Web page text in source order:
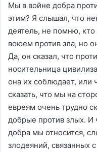
Мы в войне добра
этим? Я слышал, что
деятель, не помню,
воюем против зла, но
Да, он сказал, что
носительница
она их соблюдает, или
сказать, что мы на
евреям очень трудно
добрые против злых. И
добра мы относится,
злодеяний, связанных